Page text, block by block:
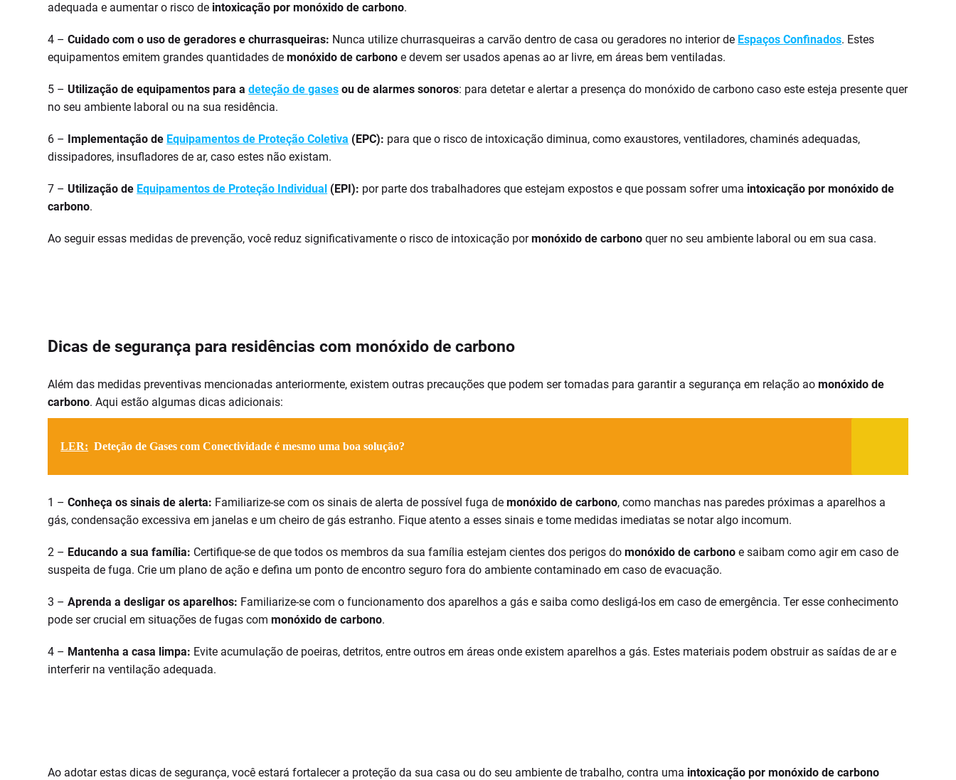
adequada e aumentar o risco de intoxicação por monóxido de carbono.
4 –Cuidado com o uso de geradores e churrasqueiras: Nunca utilize churrasqueiras a carvão dentro de casa ou geradores no interior de EspaçosConfinados. Estes
equipamentos emitem grandes quantidades demonóxido de carbono e devem ser usados apenas ao ar livre, em áreas bem ventiladas.
5 – Utilização de equipamentos para adeteção de gases ou de alarmes sonoros: para detetar e alertar a presença do monóxido de carbono caso este esteja presente quer
no seu ambiente laboral ou na sua residência.
6 – Implementação de Equipamentos de Proteção Coletiva (EPC): para que o risco de intoxicação diminua, como exaustores, ventiladores, chaminés adequadas,
dissipadores, insufladores de ar, caso estes não existam.
7 – Utilização de Equipamentos de Proteção Individual (EPI): por parte dos trabalhadores que estejam expostos e que possam sofrer uma intoxicação por monóxido de
carbono.
Ao seguir essas medidas de prevenção, você reduz significativamente o risco de intoxicação pormonóxido de carbono quer no seu ambiente laboral ou em sua casa.
Dicas de segurança para residências com monóxido de carbono
Além das medidas preventivas mencionadas anteriormente, existem outras precauções que podem ser tomadas para garantir a segurança em relação aomonóxido de
carbono. Aqui estão algumas dicas adicionais:
LER: Deteção de Gases com Conectividade é mesmo uma boa solução?
1 –Conheça os sinais de alerta: Familiarize-se com os sinais de alerta de possível fuga demonóxido de carbono, como manchas nas paredes próximas a aparelhos a
gás, condensação excessiva em janelas e um cheiro de gás estranho. Fique atento a esses sinais e tome medidas imediatas se notar algo incomum.
2 – Educando a sua família: Certifique-se de que todos os membros da sua família estejam cientes dos perigos domonóxido de carbono e saibam como agir em caso de
suspeita de fuga. Crie um plano de ação e defina um ponto de encontro seguro fora do ambiente contaminado em caso de evacuação.
3 –Aprenda a desligar os aparelhos: Familiarize-se com o funcionamento dos aparelhos a gás e saiba como desligá-los em caso de emergência. Ter esse conhecimento
pode ser crucial em situações de fugas commonóxido de carbono.
4 – Mantenha a casa limpa: Evite acumulação de poeiras, detritos, entre outros em áreas onde existem aparelhos a gás. Estes materiais podem obstruir as saídas de ar e
interferir na ventilação adequada.
Ao adotar estas dicas de segurança, você estará fortalecer a proteção da sua casa ou do seu ambiente de trabalho, contra uma intoxicação por monóxido de carbono